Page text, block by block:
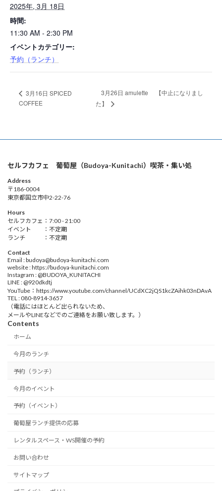
2025年, 3月 18日
時間:
11:30 AM - 2:30 PM
イベントカテゴリー:
予約（ランチ）
3月16日 SPICED
COFFEE
3月26日 amulette 【中止になりまし
た】
セルフカフェ 葡萄屋（Budoya-Kunitachi）喫茶・集い処
Address
〒186-0004
東京都国立市中2-22-76
Hours
セルフカフェ：7:00 - 21:00
イベント ：不定期
ランチ ：不定期
Contact
Email : budoya@budoya-kunitachi.com
website : https://budoya-kunitachi.com
Instagram : @BUDOYA_KUNITACHI
LINE : @920dkdtj
YouTube：https://www.youtube.com/channel/UCdXC2jQS1kcZAihk03nDAvA
TEL : 080-8914-3657
（電話にはほとんど出られないため、
メールやLINEなどでのご連絡をお願い致します。）
Contents
ホーム
今月のランチ
予約（ランチ）
今月のイベント
予約（イベント）
葡萄屋ランチ提供の応募
レンタルスペース・WS開催の予約
お問い合わせ
サイトマップ